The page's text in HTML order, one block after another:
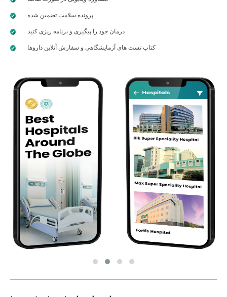
پرونده سلامت تضمین شده
درمان خود را پیگیری و برنامه ریزی کنید
کتاب تست های آزمایشگاهی و سفارش آنلاین داروها